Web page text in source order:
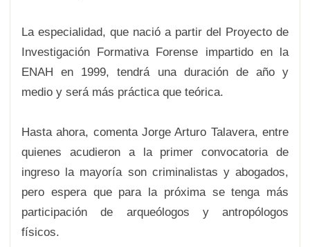
La especialidad, que nació a partir del Proyecto de
Investigación Formativa Forense impartido en la
ENAH en 1999, tendrá una duración de año y
medio y será más práctica que teórica.
Hasta ahora, comenta Jorge Arturo Talavera, entre
quienes acudieron a la primer convocatoria de
ingreso la mayoría son criminalistas y abogados,
pero espera que para la próxima se tenga más
participación de arqueólogos y antropólogos
físicos.